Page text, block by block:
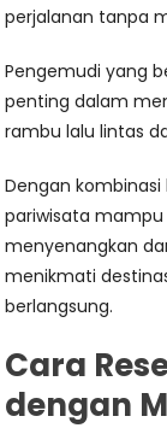
perjalanan tanpa
Pengemudi yang
penting dalam
rambu lalu lintas
Dengan
pariwisata
menyenangkan
menikmati
berlangsung.
Cara
dengan